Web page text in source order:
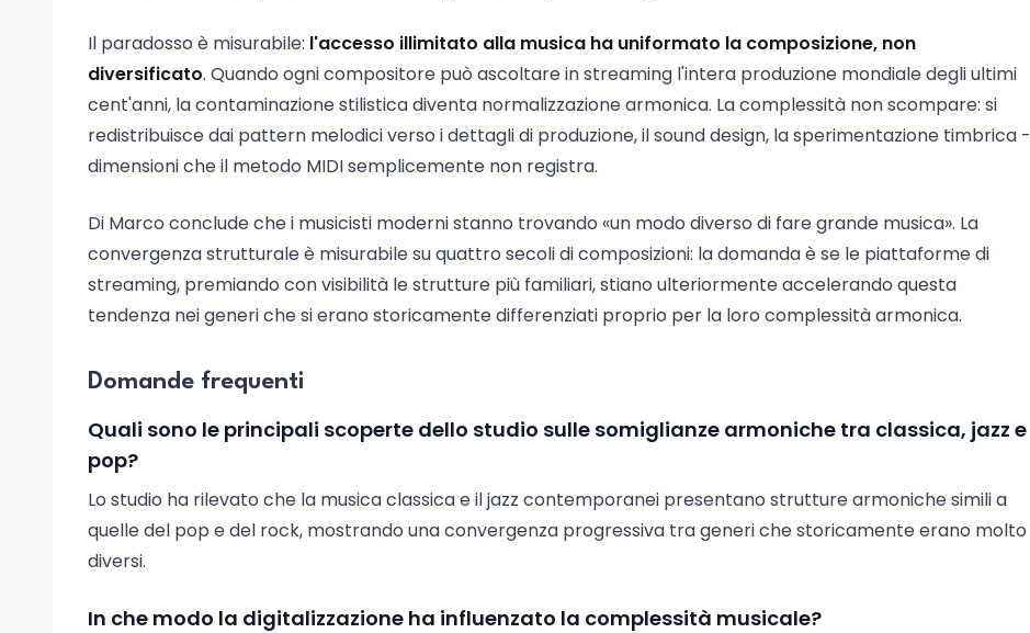
Il paradosso è misurabile: l'accesso illimitato alla musica ha uniformato la composizione, non
diversificato. Quando ogni compositore può ascoltare in streaming l'intera produzione mondiale degli ultimi
cent'anni, la contaminazione stilistica diventa normalizzazione armonica. La complessità non scompare: si
redistribuisce dai pattern melodici verso i dettagli di produzione, il sound design, la sperimentazione timbrica -
dimensioni che il metodo MIDI semplicemente non registra.
Di Marco conclude che i musicisti moderni stanno trovando «un modo diverso di fare grande musica». La
convergenza strutturale è misurabile su quattro secoli di composizioni: la domanda è se le piattaforme di
streaming, premiando con visibilità le strutture più familiari, stiano ulteriormente accelerando questa
tendenza nei generi che si erano storicamente differenziati proprio per la loro complessità armonica.
Domande frequenti
Quali sono le principali scoperte dello studio sulle somiglianze armoniche tra classica, jazz e
pop?
Lo studio ha rilevato che la musica classica e il jazz contemporanei presentano strutture armoniche simili a
quelle del pop e del rock, mostrando una convergenza progressiva tra generi che storicamente erano molto
diversi.
In che modo la digitalizzazione ha influenzato la complessità musicale?